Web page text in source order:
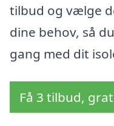
tilbud og vælge
dine behov, så
gang med dit
Få 3 tilbud,